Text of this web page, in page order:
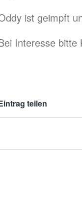
ist geimpft
Interesse bitte
teilen